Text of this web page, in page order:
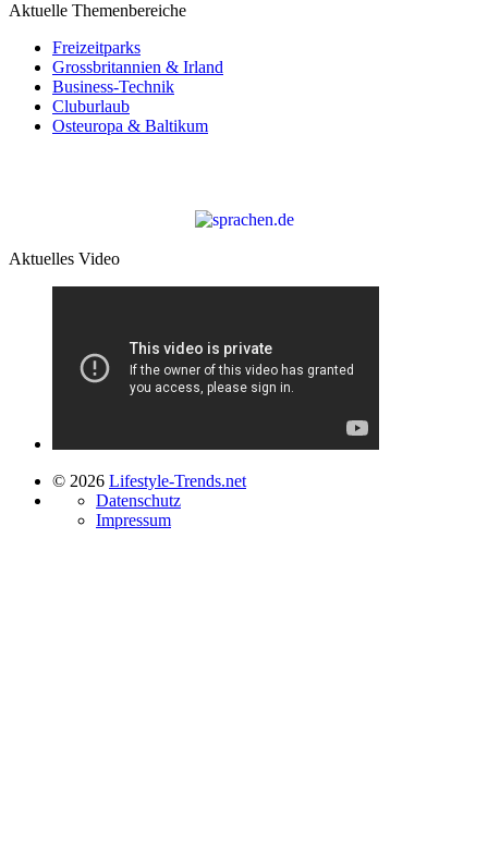
Aktuelle Themenbereiche
Freizeitparks
Grossbritannien & Irland
Business-Technik
Cluburlaub
Osteuropa & Baltikum
Aktuelles Video
© 2026 Lifestyle-Trends.net
Datenschutz
Impressum